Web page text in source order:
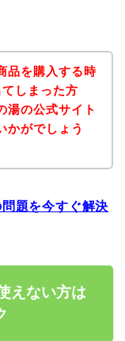
品を購入する時
しまった方
湯の公式サイト
かがでしょう
題を今すぐ解決
えない方は